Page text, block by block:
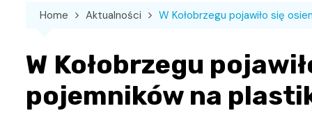
Wydarzenia
Sport
Home Aktualności W Kołobrzegu pojawiło się
W Kołobrzegu
pojemników na